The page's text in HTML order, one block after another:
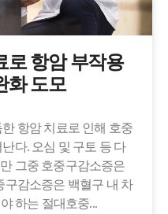
로 항암 부작용
화 도모
항암 치료로 인해 호중
다. 오심 및 구토 등 다
그중 호중구감소증은
구감소증은 백혈구 내 차
하는 절대호중...